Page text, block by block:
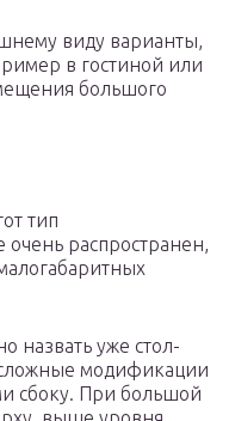
виду варианты,
в гостиной или
большого
тип
распространен,
назвать уже стол-
модификации
сбоку. При большой